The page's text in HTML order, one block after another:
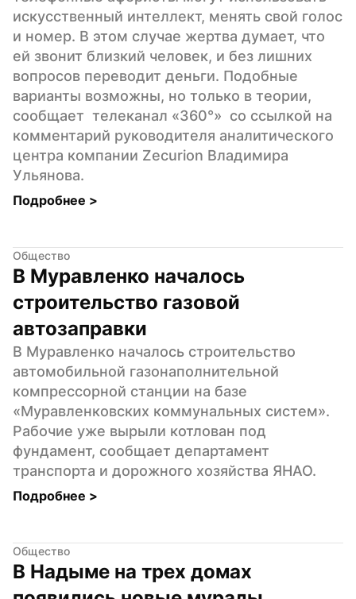
искусственный интеллект, менять свой голос
и номер. В этом случае жертва думает, что
ей звонит близкий человек, и без лишних
вопросов переводит деньги. Подобные
варианты возможны, но только в теории,
сообщает  телеканал «360°»  со ссылкой на
комментарий руководителя аналитического
центра компании Zecurion Владимира
Ульянова.
Подробнее >
Общество
В Муравленко началось
строительство газовой
автозаправки
В Муравленко началось строительство
автомобильной газонаполнительной
компрессорной станции на базе
«Муравленковских коммунальных систем».
Рабочие уже вырыли котлован под
фундамент, сообщает департамент
транспорта и дорожного хозяйства ЯНАО.
Подробнее >
Общество
В Надыме на трех домах